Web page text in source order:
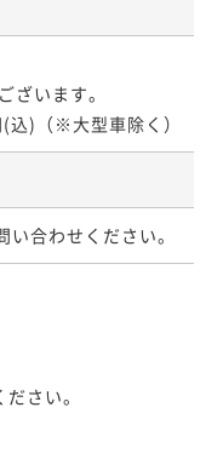
2名 ¥ 15,624 ~
用で
ざいます。
)（※大型車除く）
合わせください。
さい。